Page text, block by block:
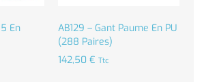
En
AB129 – Gant Paume En PU
(288 Paires)
142,50 € Ttc